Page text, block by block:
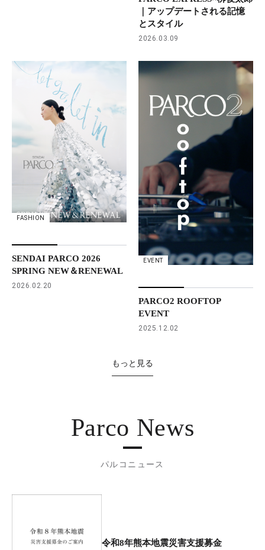
｜アップデートされる記憶
とスタイル
2026.03.09
FASHION
SENDAI PARCO 2026
SPRING NEW＆RENEWAL
2026.02.20
EVENT
PARCO2 ROOFTOP
EVENT
2025.12.02
もっと見る
Parco News
パルコニュース
令和8年熊本地震災害支援募金